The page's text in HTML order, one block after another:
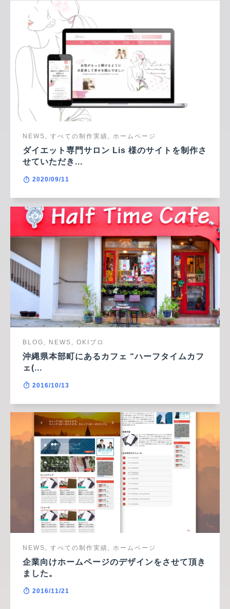
NEWS, すべての制作実績, ホームページ
ダイエット専門サロン Lis 様のサイトを制作さ
せていただき...
2020/09/11
BLOG, NEWS, OKIブロ
沖縄県本部町にあるカフェ “ハーフタイムカフ
ェ(...
2016/10/13
NEWS, すべての制作実績, ホームページ
企業向けホームページのデザインをさせて頂き
ました。
2016/11/21